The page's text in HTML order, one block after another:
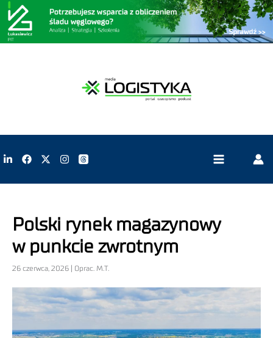
Polski rynek magazynowy
w punkcie zwrotnym
26 czerwca, 2026 | Oprac. M.T.